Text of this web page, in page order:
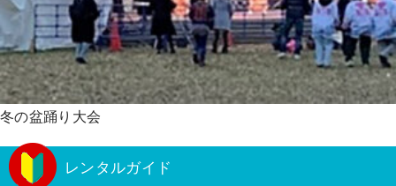
冬の盆踊り大会
レンタルガイド